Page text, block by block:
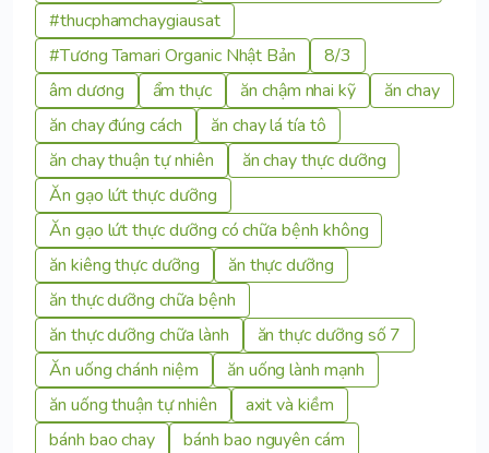
#thucphamchaygiausat
#Tương Tamari Organic Nhật Bản
8/3
âm dương
ẩm thực ăn chậm nhai kỹ
ăn chay
ăn chay đúng cách
ăn chay lá tía tô
ăn chay thuận tự nhiên
ăn chay thực dưỡng
Ăn gạo lứt thực dưỡng
Ăn gạo lứt thực dưỡng có chữa bệnh không
ăn kiêng thực dưỡng
ăn thực dưỡng
ăn thực dưỡng chữa bệnh
ăn thực dưỡng chữa lành
ăn thực dưỡng số 7
Ăn uống chánh niệm
ăn uống lành mạnh
ăn uống thuận tự nhiên
axit và kiềm
bánh bao chay
bánh bao nguyên cám